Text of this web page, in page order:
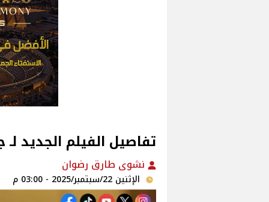
تفاصيل الفيلم الجديد
نشوى طارق رضوان
الإثنين 22/سبتمبر/2025 - 03:00 م